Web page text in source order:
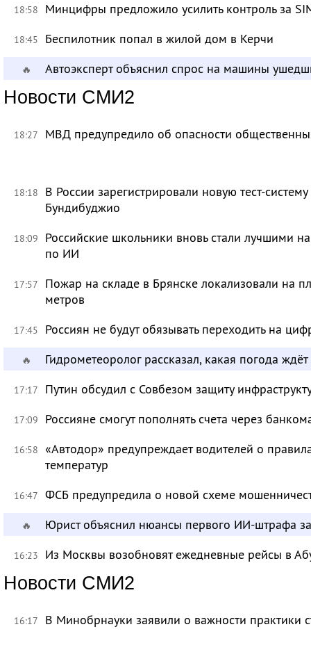
18:58 Минцифры предложило усилить контроль за
18:45 Беспилотник попал в жилой дом в Керчи
🔥 Автоэксперт объяснил спрос на машины
Новости СМИ2
18:27 МВД предупредило об опасности
18:18
В России зарегистрировали новую тест-
Бундибуджио
18:09
Российские школьники вновь стали лучшими
по ИИ
17:57
Пожар на складе в Брянске локализовали на
метров
17:45 Россиян не будут обязывать переходить на
🔥 Гидрометеоролог рассказал, какая погода
17:17 Путин обсудил с Совбезом защиту
17:09 Россияне смогут пополнять счета через
16:58 «Автодор» предупреждает водителей о
температур
16:47 ФСБ предупредила о новой схеме
🔥 Юрист объяснил нюансы первого ИИ-штрафа
16:23 Из Москвы возобновят ежедневные рейсы в
Новости СМИ2
16:17 В Минобрнауки заявили о важности практики